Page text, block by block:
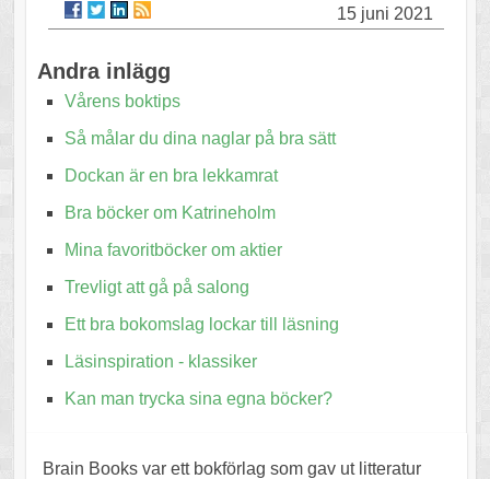
15 juni 2021
Andra inlägg
Vårens boktips
Så målar du dina naglar på bra sätt
Dockan är en bra lekkamrat
Bra böcker om Katrineholm
Mina favoritböcker om aktier
Trevligt att gå på salong
Ett bra bokomslag lockar till läsning
Läsinspiration - klassiker
Kan man trycka sina egna böcker?
Brain Books var ett bokförlag som gav ut litteratur